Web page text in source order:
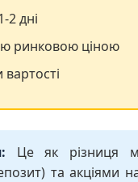
2 дні
ринковою ціною
Це як різниця
та акціями